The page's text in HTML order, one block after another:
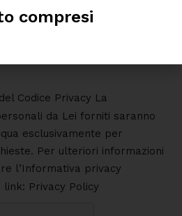
Codice Privacy La
da Lei forniti saranno
esclusivamente per
Per ulteriori informazioni
l’Informativa privacy
Privacy Policy
compresi